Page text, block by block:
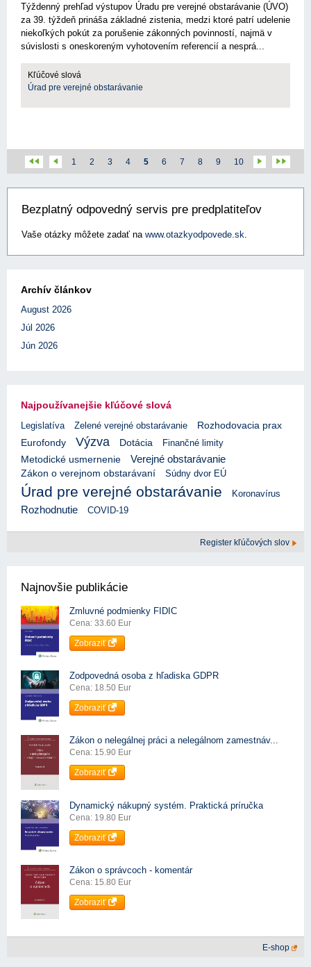
Týždenný prehľad výstupov Úradu pre verejné obstarávanie (ÚVO)
za 39. týždeň prináša základné zistenia, medzi ktoré patrí udelenie
niekoľkých pokút za porušenie zákonných povinností, najmä v
súvislosti s oneskoreným vyhotovením referencií a nesprá...
Kľúčové slová
Úrad pre verejné obstarávanie
1 2 3 4 5 6 7 8 9 10
Bezplatný odpovedný servis pre predplatiteľov
Vaše otázky môžete zadať na www.otazkyodpovede.sk.
Archív článkov
August 2026
Júl 2026
Jún 2026
Najpoužívanejšie kľúčové slová
Legislatíva Zelené verejné obstarávanie
Rozhodovacia prax
Eurofondy
Výzva Dotácia
Finančné limity
Metodické usmernenie
Verejné obstarávanie
Zákon o verejnom obstarávaní Súdny dvor EÚ
Úrad pre verejné obstarávanie Koronavírus
Rozhodnutie COVID-19
Register kľúčových slov
Najnovšie publikácie
Zmluvné podmienky FIDIC
Cena: 33.60 Eur
Zobraziť
Zodpovedná osoba z hľadiska GDPR
Cena: 18.50 Eur
Zobraziť
Zákon o nelegálnej práci a nelegálnom zamestnáv...
Cena: 15.90 Eur
Zobraziť
Dynamický nákupný systém. Praktická príručka
Cena: 19.80 Eur
Zobraziť
Zákon o správcoch - komentár
Cena: 15.80 Eur
Zobraziť
E-shop